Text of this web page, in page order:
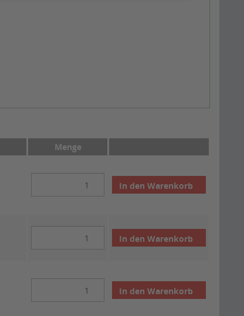
Menge
In den Warenkorb
In den Warenkorb
In den Warenkorb